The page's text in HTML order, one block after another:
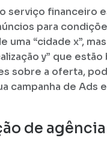
serviço financeiro
para
uma “cidade x”,
y” que
sobre a oferta,
campanha de Ads
de